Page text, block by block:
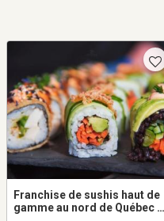
Franchise de sushis haut de
gamme au nord de Québec à